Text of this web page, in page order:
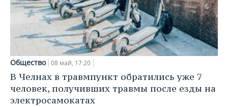
Общество 08 май, 17:20
В Челнах в травмпункт обратились уже 7
человек, получивших травмы после езды на
электросамокатах